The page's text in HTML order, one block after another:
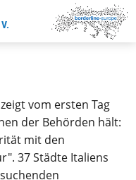
vom ersten Tag
der Behörden hält:
mit den
37 Städte Italiens